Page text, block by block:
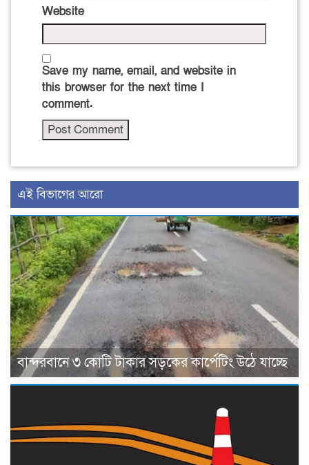
Website
Save my name, email, and website in
this browser for the next time I
comment.
এই বিভাগের আরো
বান্দরবানে ৩ কোটি টাকার সড়কের কার্পেটিং উঠে যাচ্ছে